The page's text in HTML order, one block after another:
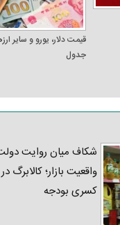
قیمت دلار، یورو و سایر
جدول
شکاف میان روایت
واقعیت بازار؛ کالابرگ
کسری بودجه